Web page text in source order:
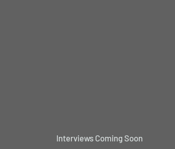
Interviews Coming Soon